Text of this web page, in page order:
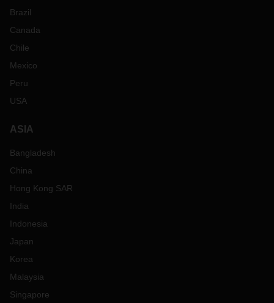
Brazil
Canada
Chile
Mexico
Peru
USA
ASIA
Bangladesh
China
Hong Kong SAR
India
Indonesia
Japan
Korea
Malaysia
Singapore